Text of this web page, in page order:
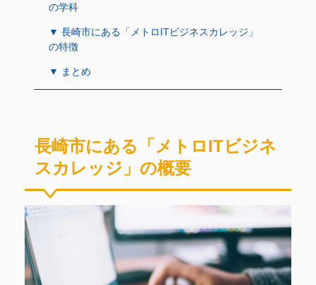
の学科
▼ 長崎市にある「メトロITビジネスカレッジ」
の特徴
▼ まとめ
長崎市にある「メトロITビジネ
スカレッジ」の概要